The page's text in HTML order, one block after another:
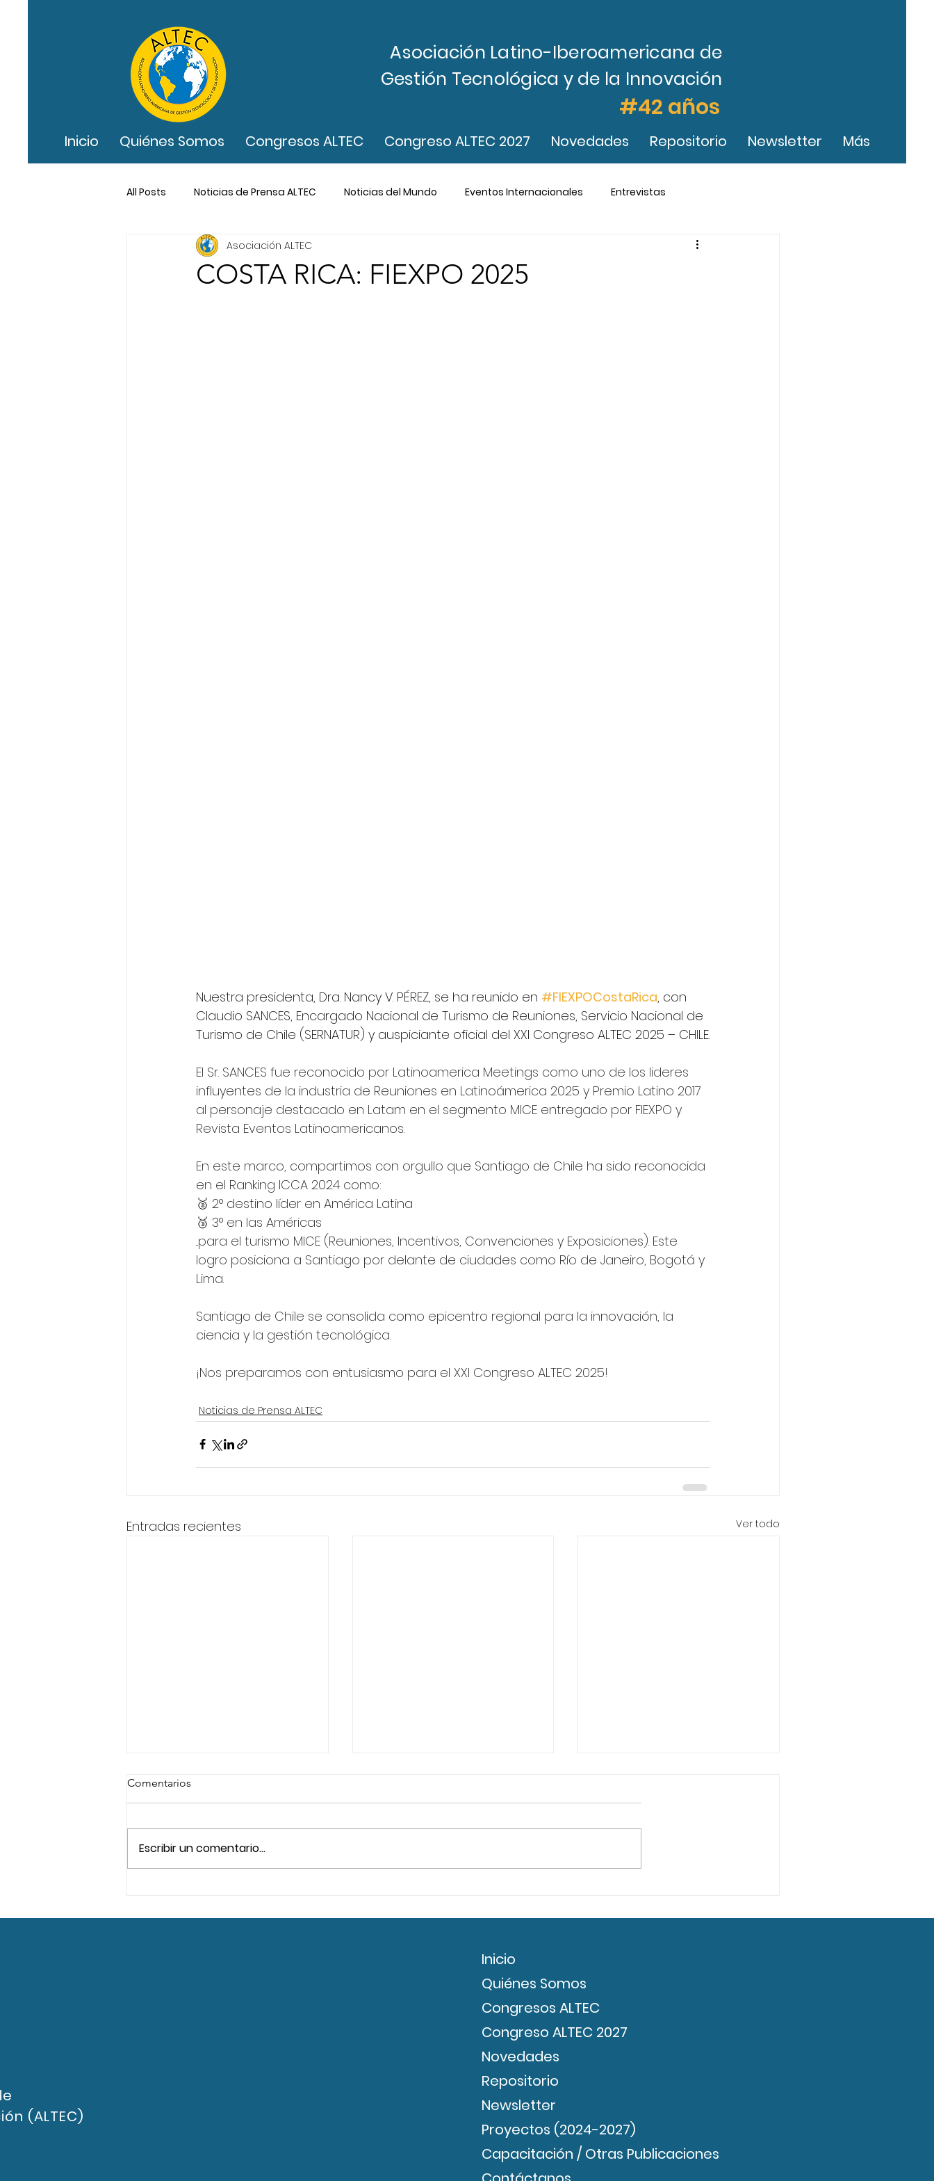
Asociación Latino-Iberoamericana de
Gestión Tecnológica y de la Innovación
#42 años
Inicio Quiénes Somos Congresos ALTEC Congreso ALTEC 2027 Novedades Repositorio Newsletter Más
All Posts Noticias de Prensa ALTEC Noticias del Mundo Eventos Internacionales Entrevistas
COSTA RICA: FIEXPO 2025
Asociación ALTEC
Nuestra presidenta, Dra. Nancy V. PÉREZ, se ha reunido en #FIEXPOCostaRica, con
Claudio SANCES, Encargado Nacional de Turismo de Reuniones, Servicio Nacional de
Turismo de Chile (SERNATUR) y auspiciante oficial del XXI Congreso ALTEC 2025 – CHILE.
El Sr. SANCES fue reconocido por Latinoamerica Meetings como uno de los lideres
influyentes de la industria de Reuniones en Latinoámerica 2025 y Premio Latino 2017
al personaje destacado en Latam en el segmento MICE entregado por FIEXPO y
Revista Eventos Latinoamericanos.
En este marco, compartimos con orgullo que Santiago de Chile ha sido reconocida
en el Ranking ICCA 2024 como:
🥈 2° destino líder en América Latina
🥉 3° en las Américas
...para el turismo MICE (Reuniones, Incentivos, Convenciones y Exposiciones). Este
logro posiciona a Santiago por delante de ciudades como Río de Janeiro, Bogotá y
Lima.
Santiago de Chile se consolida como epicentro regional para la innovación, la
ciencia y la gestión tecnológica.
¡Nos preparamos con entusiasmo para el XXI Congreso ALTEC 2025!
Noticias de Prensa ALTEC
Entradas recientes Ver todo
de la innovación para la
Red LIVIA-CYTED 2026
de la Innovación
Comentarios
Escribir un comentario...
(ALTEC)
Inicio
Quiénes Somos
Congresos ALTEC
Congreso ALTEC 2027
Novedades
Repositorio
Newsletter
Proyectos (2024-2027)
Capacitación / Otras Publicaciones